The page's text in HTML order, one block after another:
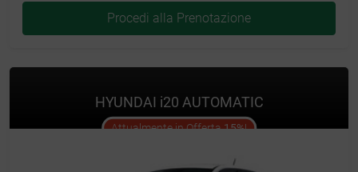
Procedi alla Prenotazione
HYUNDAI i20 AUTOMATIC
Attualmente in Offerta15%!offer